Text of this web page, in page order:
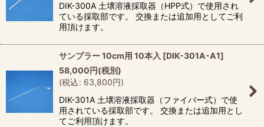
DIK-300A 土壌溶液採取器（HPP式）で使用され
ている採取部です。 交換または追加用としてご利
用頂けます。
サンプラー 10cm用 10本入 [DIK-301A-A1]
58,000円(税別)
(税込: 63,800円)
DIK-301A 土壌溶液採取器（ファイバー式）で使
用されている採取部です。 交換または追加用とし
てご利用頂けます。